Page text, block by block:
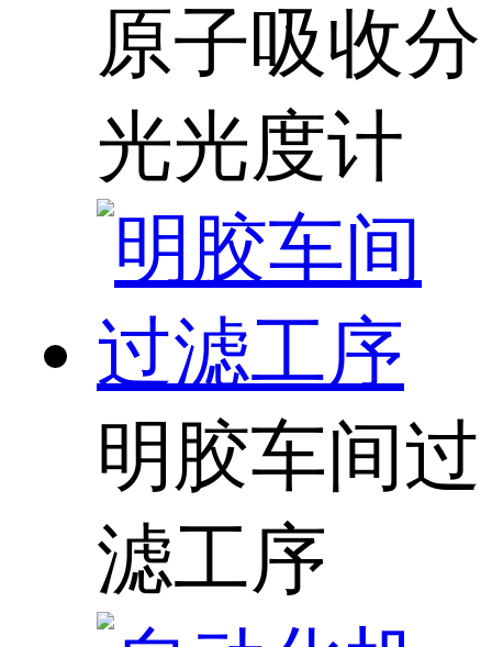
原子吸收分
光光度计
明胶车间过
滤工序